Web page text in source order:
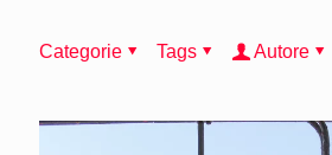
Categorie Tags Autore